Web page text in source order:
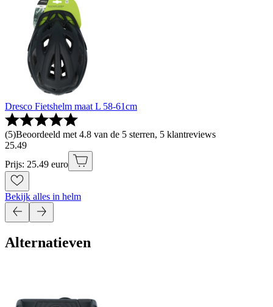
Dresco Fietshelm maat L 58-61cm
(5)Beoordeeld met 4.8 van de 5 sterren, 5 klantreviews
25.49
Prijs: 25.49 euro
Bekijk alles in helm
Alternatieven